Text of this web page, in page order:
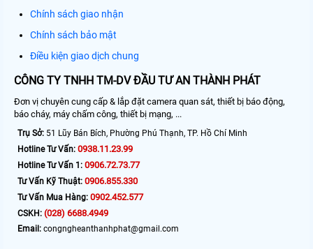
Chính sách giao nhận
Chính sách bảo mật
Điều kiện giao dịch chung
CÔNG TY TNHH TM-DV ĐẦU TƯ AN THÀNH PHÁT
Đơn vị chuyên cung cấp & lắp đặt camera quan sát, thiết bị báo động,
báo cháy, máy chấm công, thiết bị mạng, ...
Trụ Sở: 51 Lũy Bán Bích, Phường Phú Thạnh, TP. Hồ Chí Minh
Hotline Tư Vấn: 0938.11.23.99
Hotline Tư Vấn 1: 0906.72.73.77
Tư Vấn Kỹ Thuật: 0906.855.330
Tư Vấn Mua Hàng: 0902.452.577
CSKH: (028) 6688.4949
Email: congngheanthanhphat@gmail.com